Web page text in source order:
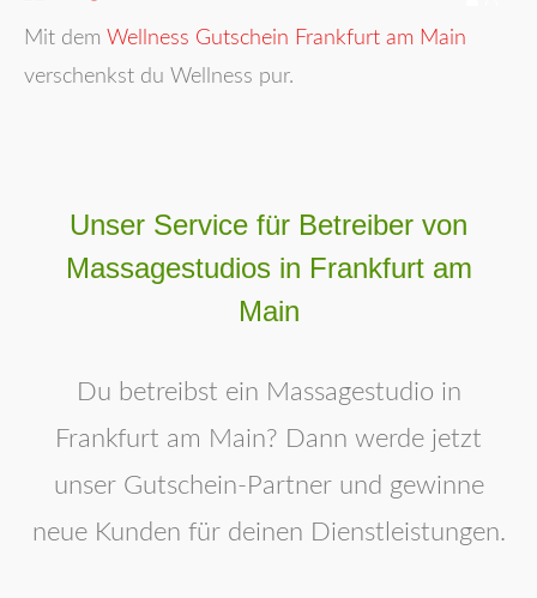
Mit dem Wellness Gutschein Frankfurt am Main
verschenkst du Wellness pur.
Unser Service für Betreiber von
Massagestudios in Frankfurt am
Main
Du betreibst ein Massagestudio in
Frankfurt am Main? Dann werde jetzt
unser Gutschein-Partner und gewinne
neue Kunden für deinen Dienstleistungen.